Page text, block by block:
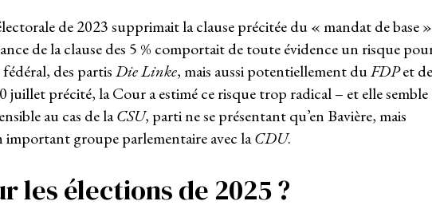
de 2023 supprimait la clause précitée du « mandat de base
de la clause des 5 % comportait de toute évidence un risque
fédéral, des partisDie Linke, mais aussi potentiellement duFDPet de
juillet précité, la Cour a estimé ce risque trop radical – et elle semble
au cas de laCSU, parti ne se présentant qu’en Bavière, mais
groupe parlementaire avec laCDU.
les élections de 2025 ?